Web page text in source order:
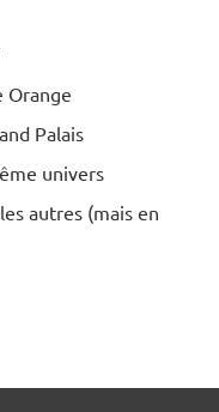
Orange
Palais
univers
autres (mais en